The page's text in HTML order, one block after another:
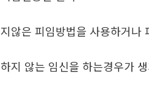
않은 피임방법을 사용하거나
지 않는 임신을 하는경우가